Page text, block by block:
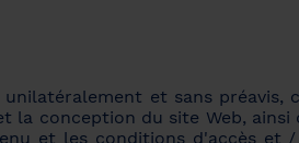
unilatéralement et sans préavis,
la conception du site Web, ainsi
et les conditions d'accès et